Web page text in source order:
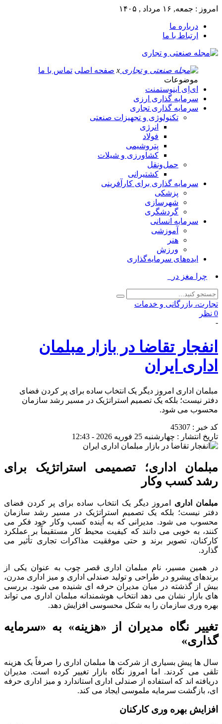
امروز : جمعه, ۱۶ مرداد , ۱۴۰۵
درباره ما
ارتباط با ما
x صفحه اصلی تماس با ما
موضوعات
ای‌اِی اینوستمنت
سرمایه گذاری ارزی
سرمایه گذاری تجاری
تکنولوژی و تجهیزات صنعتی
انرژی
فولاد
پتروشیمی
کشاورزی و شیلات
حمل‌و‌نقل
کشتیرانی
سرمایه گذاری برای کارآفرینی
پزشکی
شهرسازی
گردشگری
سرمایه انسانی
آموزشی
هنر
ورزش
ایده‌های سرمایه‌گذاری
چرا مغز در هنگام خواب، _
تجارت، بازرگانی و خدمات
0 نظر
-
انفجار تقاضا در بازار مبلمان
اداری ایران
مبلمان اداری امروز دیگر یک انتخاب ساده برای پر کردن فضای
دفتر نیست؛ بلکه یک تصمیم استراتژیک در مسیر رشد سازمان
محسوب می شود.
کد خبر : 45307
تاریخ انتشار : چهارشنبه 25 فوریه 2026 - 12:43
مبلمان اداری؛ تصمیمی استراتژیک برای
رشد کسب وکار
مبلمان اداری امروز دیگر یک انتخاب ساده برای پر کردن فضای
دفتر نیست؛ بلکه یک تصمیم استراتژیک در مسیر رشد سازمان
محسوب می شود. مدیرانی که به آینده کسب وکار خود فکر می
کنند، به خوبی می دانند که کیفیت محیط کار مستقیماً بر عملکرد
کارکنان، تصویر برند و حتی موفقیت مذاکرات تجاری تأثیر می
گذارد.
در همین مسیر، نام مبلمان اداری قصر چوب به عنوان یکی از
برندهای پیشرو در طراحی و تولید صندلی اداری و میز اداری مدرن،
بیش از گذشته در میان مدیران حرفه ای شنیده می شود. بررسی
های بازار نشان می دهد انتخاب هوشمندانه مبلمان اداری می تواند
بهره وری سازمان را به شکل محسوسی افزایش دهد.
تغییر نگاه مدیران از «هزینه» به «سرمایه
گذاری»
سال ها پیش بسیاری از شرکت ها مبلمان اداری را صرفاً یک هزینه
تلقی می کردند. اما امروز نگاه بازار تغییر کرده است. مدیران
دریافته اند که استفاده از صندلی اداری استاندارد و میز اداری حرفه
ای، بازگشت سرمایه ملموسی ایجاد می کند.
افزایش بهره وری کارکنان